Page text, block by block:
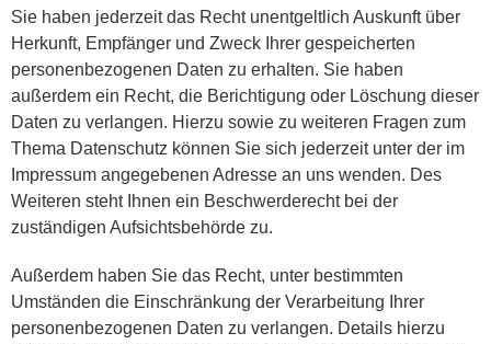
Sie haben jederzeit das Recht unentgeltlich Auskunft über
Herkunft, Empfänger und Zweck Ihrer gespeicherten
personenbezogenen Daten zu erhalten. Sie haben
außerdem ein Recht, die Berichtigung oder Löschung dieser
Daten zu verlangen. Hierzu sowie zu weiteren Fragen zum
Thema Datenschutz können Sie sich jederzeit unter der im
Impressum angegebenen Adresse an uns wenden. Des
Weiteren steht Ihnen ein Beschwerderecht bei der
zuständigen Aufsichtsbehörde zu.
Außerdem haben Sie das Recht, unter bestimmten
Umständen die Einschränkung der Verarbeitung Ihrer
personenbezogenen Daten zu verlangen. Details hierzu